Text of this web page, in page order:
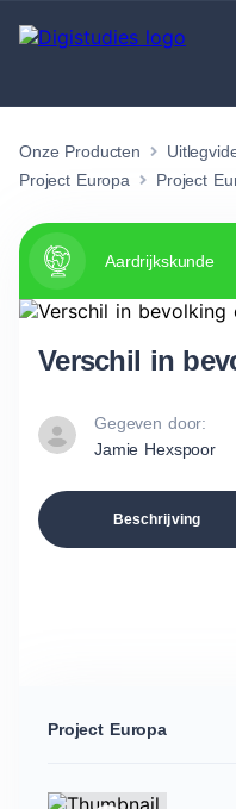
Exacte
vakken
vakken.
Taalvakken
Geen
vakken.
Onze Producten
Project Europa
Project
Aardrijkskunde
Verschil in
Gegeven door:
Jamie Hexspoor
Beschrijving
Project Europa